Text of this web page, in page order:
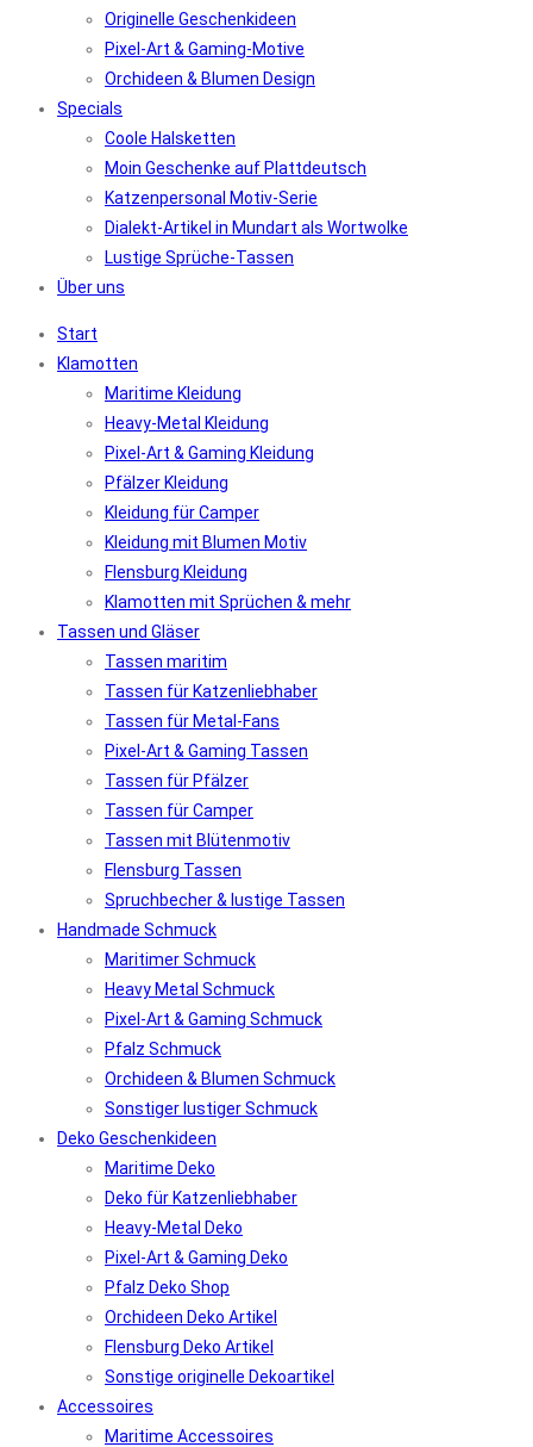
Originelle Geschenkideen
Pixel-Art & Gaming-Motive
Orchideen & Blumen Design
Specials
Coole Halsketten
Moin Geschenke auf Plattdeutsch
Katzenpersonal Motiv-Serie
Dialekt-Artikel in Mundart als Wortwolke
Lustige Sprüche-Tassen
Über uns
Start
Klamotten
Maritime Kleidung
Heavy-Metal Kleidung
Pixel-Art & Gaming Kleidung
Pfälzer Kleidung
Kleidung für Camper
Kleidung mit Blumen Motiv
Flensburg Kleidung
Klamotten mit Sprüchen & mehr
Tassen und Gläser
Tassen maritim
Tassen für Katzenliebhaber
Tassen für Metal-Fans
Pixel-Art & Gaming Tassen
Tassen für Pfälzer
Tassen für Camper
Tassen mit Blütenmotiv
Flensburg Tassen
Spruchbecher & lustige Tassen
Handmade Schmuck
Maritimer Schmuck
Heavy Metal Schmuck
Pixel-Art & Gaming Schmuck
Pfalz Schmuck
Orchideen & Blumen Schmuck
Sonstiger lustiger Schmuck
Deko Geschenkideen
Maritime Deko
Deko für Katzenliebhaber
Heavy-Metal Deko
Pixel-Art & Gaming Deko
Pfalz Deko Shop
Orchideen Deko Artikel
Flensburg Deko Artikel
Sonstige originelle Dekoartikel
Accessoires
Maritime Accessoires